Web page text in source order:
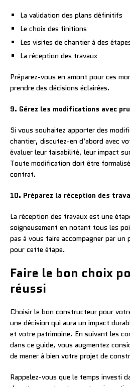
La validation des plans définitifs
Le choix des finitions
Les visites de chantier à des
La réception des travaux
Préparez-vous en amont pour ces
prendre des décisions éclairées.
9. Gérez les modifications avec
Si vous souhaitez apporter des
chantier, discutez-en d’abord avec
évaluer leur faisabilité, leur impact
Toute modification doit être
contrat.
10. Préparez la réception des
La réception des travaux est une
soigneusement en notant tous les
pas à vous faire accompagner par
pour cette étape.
Faire le bon choix
réussi
Choisir le bon constructeur pour
une décision qui aura un impact
et votre patrimoine. En suivant les
dans ce guide, vous augmentez
de mener à bien votre projet de
Rappelez-vous que le temps investi